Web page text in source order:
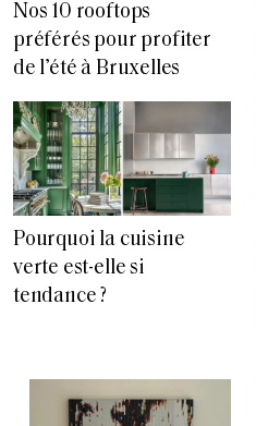
Nos 10 rooftops
préférés pour profiter
de l’été à Bruxelles
Pourquoi la cuisine
verte est-elle si
tendance ?